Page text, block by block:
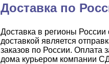
Доставка по
Доставка в регионы
доставкой является
заказов по России. Оплата
дома курьером компании